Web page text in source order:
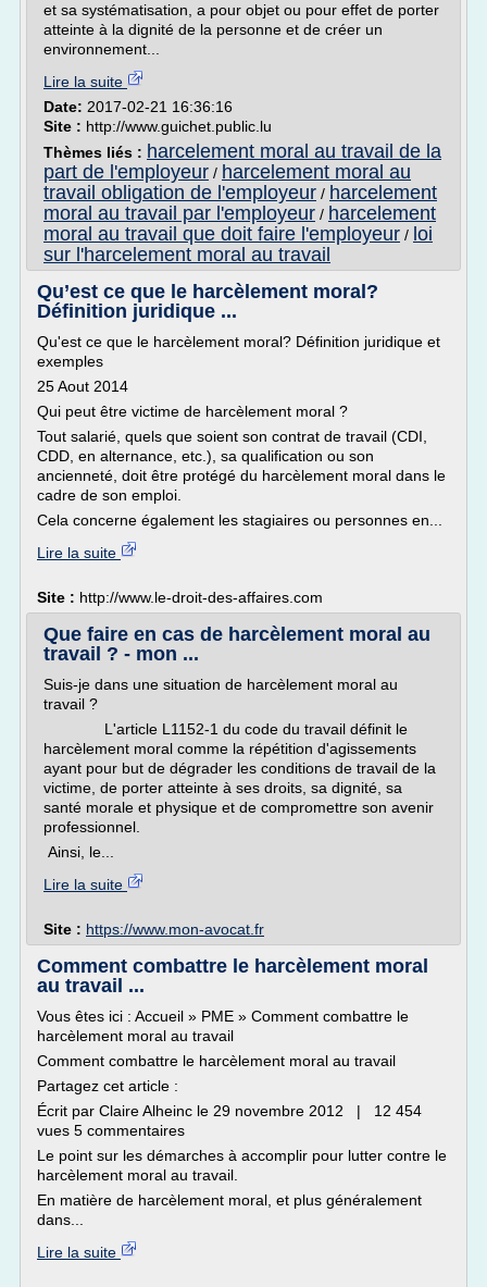
et sa systématisation, a pour objet ou pour effet de porter
atteinte à la dignité de la personne et de créer un
environnement...
Lire la suite
Date: 2017-02-21 16:36:16
Site : http://www.guichet.public.lu
Thèmes liés : harcelement moral au travail de la
part de l'employeur / harcelement moral au
travail obligation de l'employeur / harcelement
moral au travail par l'employeur / harcelement
moral au travail que doit faire l'employeur / loi
sur l'harcelement moral au travail
Qu’est ce que le harcèlement moral?
Définition juridique ...
Qu'est ce que le harcèlement moral? Définition juridique et
exemples
25 Aout 2014
Qui peut être victime de harcèlement moral ?
Tout salarié, quels que soient son contrat de travail (CDI,
CDD, en alternance, etc.), sa qualification ou son
ancienneté, doit être protégé du harcèlement moral dans le
cadre de son emploi.
Cela concerne également les stagiaires ou personnes en...
Lire la suite
Site : http://www.le-droit-des-affaires.com
Que faire en cas de harcèlement moral au
travail ? - mon ...
Suis-je dans une situation de harcèlement moral au
travail ?
L'article L1152-1 du code du travail définit le
harcèlement moral comme la répétition d'agissements
ayant pour but de dégrader les conditions de travail de la
victime, de porter atteinte à ses droits, sa dignité, sa
santé morale et physique et de compromettre son avenir
professionnel.
Ainsi, le...
Lire la suite
Site : https://www.mon-avocat.fr
Comment combattre le harcèlement moral
au travail ...
Vous êtes ici : Accueil » PME » Comment combattre le
harcèlement moral au travail
Comment combattre le harcèlement moral au travail
Partagez cet article :
Écrit par Claire Alheinc le 29 novembre 2012 | 12 454
vues 5 commentaires
Le point sur les démarches à accomplir pour lutter contre le
harcèlement moral au travail.
En matière de harcèlement moral, et plus généralement
dans...
Lire la suite